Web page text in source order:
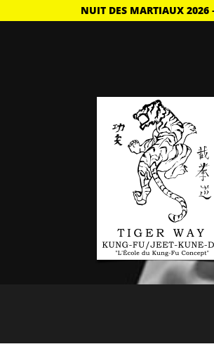
NUIT DES MARTIAUX 2026